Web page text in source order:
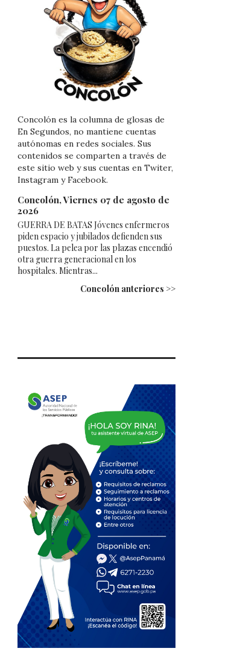
Concolón es la columna de glosas de
En Segundos, no mantiene cuentas
autónomas en redes sociales. Sus
contenidos se comparten a través de
este sitio web y sus cuentas en Twiter,
Instagram y Facebook.
Concolón, Viernes 07 de agosto de
2026
GUERRA DE BATAS Jóvenes enfermeros
piden espacio y jubilados defienden sus
puestos. La pelea por las plazas encendió
otra guerra generacional en los
hospitales. Mientras...
Concolón anteriores >>